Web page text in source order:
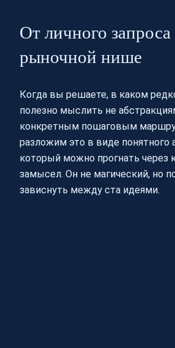
От личного запроса
рыночной нише
Когда вы решаете, в каком
полезно мыслить не
конкретным пошаговым
разложим это в виде понятного
который можно прогнать через
замысел. Он не магический, но
зависнуть между ста идеями.